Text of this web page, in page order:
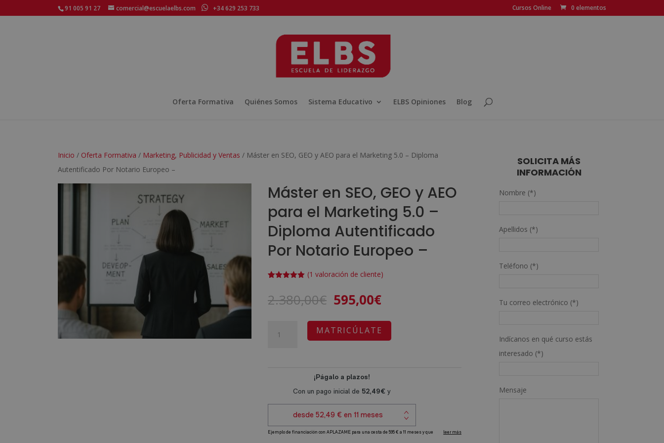
91 005 91 27 comercial@escuelaelbs.com +34 629 253 733 Cursos Online 0 elementos
Oferta Formativa Quiénes Somos Sistema Educativo ELBS Opiniones Blog
Inicio / Oferta Formativa / Marketing, Publicidad y Ventas / Máster en SEO, GEO y AEO para el Marketing 5.0 – Diploma
Autentificado Por Notario Europeo –
Máster en SEO, GEO y AEO
para el Marketing 5.0 –
Diploma Autentificado
Por Notario Europeo –
5 en base
avaloración
(1 valoración de cliente)
2.380,00€ El
original
era:
595,00€El
actual
es:
el
MATRICÚLATE
t
SOLICITA MÁS
INFORMACIÓN
Nombre (*)
Apellidos (*)
Teléfono (*)
Tu correo electrónico (*)
Indícanos en qué curso estás
interesado (*)
Mensaje